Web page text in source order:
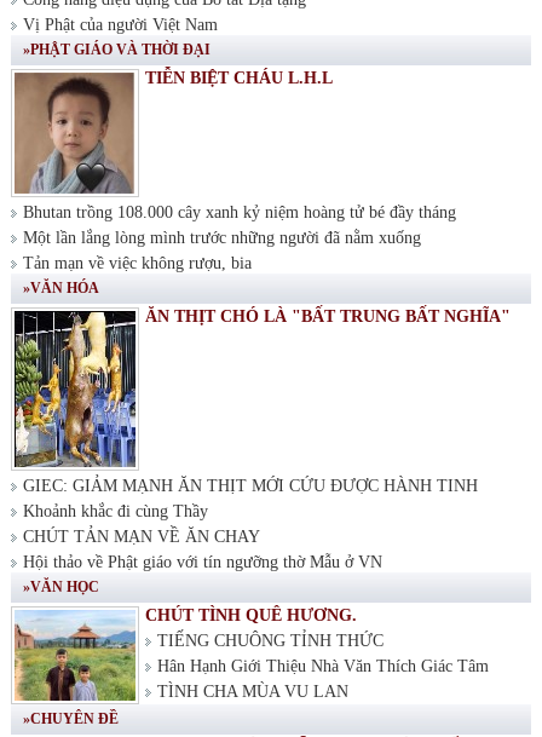
Vị Phật của người Việt Nam
»PHẬT GIÁO VÀ THỜI ĐẠI
TIỄN BIỆT CHÁU L.H.L
Bhutan trồng 108.000 cây xanh kỷ niệm hoàng tử bé đầy tháng
Một lần lắng lòng mình trước những người đã nằm xuống
Tản mạn về việc không rượu, bia
»VĂN HÓA
ĂN THỊT CHÓ LÀ "BẤT TRUNG BẤT NGHĨA"
GIEC: GIẢM MẠNH ĂN THỊT MỚI CỨU ĐƯỢC HÀNH TINH
Khoảnh khắc đi cùng Thầy
CHÚT TẢN MẠN VỀ ĂN CHAY
Hội thảo về Phật giáo với tín ngưỡng thờ Mẫu ở VN
»VĂN HỌC
CHÚT TÌNH QUÊ HƯƠNG.
TIẾNG CHUÔNG TỈNH THỨC
Hân Hạnh Giới Thiệu Nhà Văn Thích Giác Tâm
TÌNH CHA MÙA VU LAN
»CHUYÊN ĐỀ